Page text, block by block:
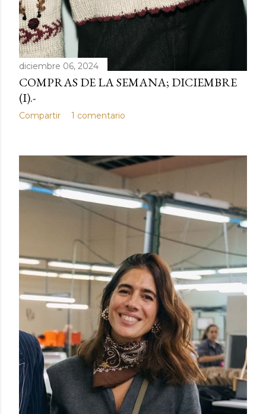
diciembre 06, 2024
COMPRAS DE LA SEMANA; DICIEMBRE
(I).-
Compartir 1 comentario